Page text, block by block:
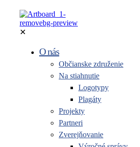
✕
O nás
Občianske združenie
Na stiahnutie
Logotypy
Plagáty
Projekty
Partneri
Zverejňovanie